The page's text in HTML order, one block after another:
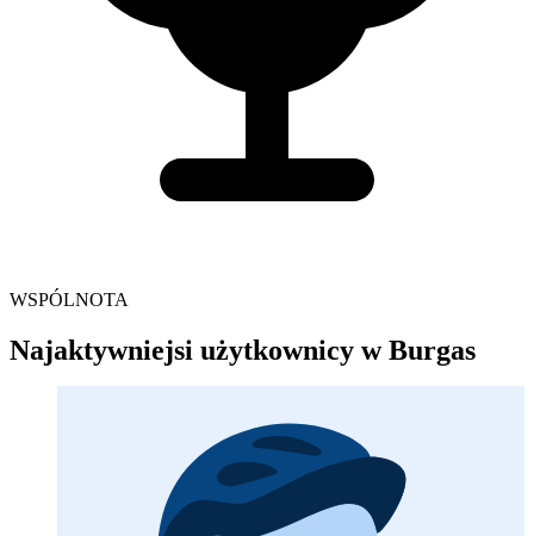
WSPÓLNOTA
Najaktywniejsi użytkownicy w Burgas